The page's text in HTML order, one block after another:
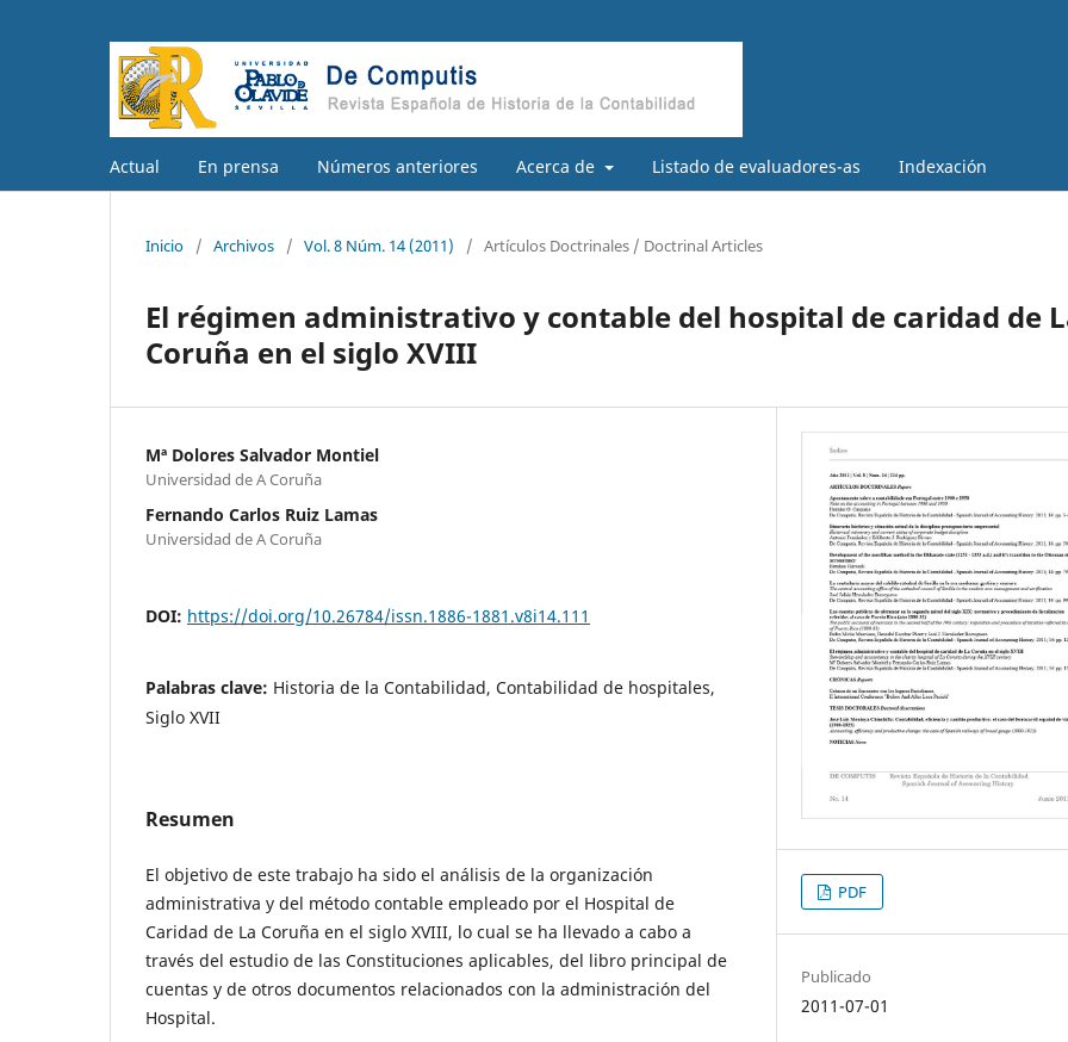
Actual En prensa Números anteriores Acerca de Listado de evaluadores-as Indexación
Inicio / Archivos / Vol. 8 Núm. 14 (2011) / Artículos Doctrinales / Doctrinal Articles
El régimen administrativo y contable del hospital de caridad de
Coruña en el siglo XVIII
Mª Dolores Salvador Montiel
Universidad de A Coruña
Fernando Carlos Ruiz Lamas
Universidad de A Coruña
DOI: https://doi.org/10.26784/issn.1886-1881.v8i14.111
Palabras clave: Historia de la Contabilidad, Contabilidad de hospitales,
Siglo XVII
Resumen
El objetivo de este trabajo ha sido el análisis de la organización
administrativa y del método contable empleado por el Hospital de
Caridad de La Coruña en el siglo XVIII, lo cual se ha llevado a cabo a
través del estudio de las Constituciones aplicables, del libro principal de
cuentas y de otros documentos relacionados con la administración del
Hospital.
PDF
Publicado
2011-07-01